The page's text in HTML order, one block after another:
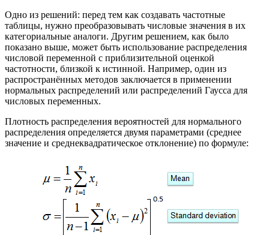
Одно из решений: перед тем как создавать частотные
таблицы, нужно преобразовывать числовые значения в их
категориальные аналоги. Другим решением, как было
показано выше, может быть использование распределения
числовой переменной с приблизительной оценкой
частотности, близкой к истинной. Например, один из
распространённых методов заключается в применении
нормальных распределений или распределений Гаусса для
числовых переменных.
Плотность распределения вероятностей для нормального
распределения определяется двумя параметрами (среднее
значение и среднеквадратическое отклонение) по формуле: